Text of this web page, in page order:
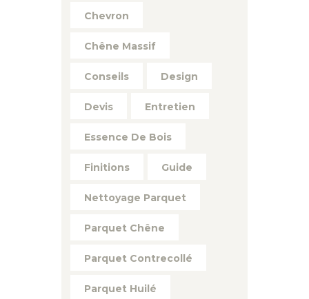
Chevron
Chêne Massif
Conseils Design
Devis Entretien
Essence De Bois
Finitions Guide
Nettoyage Parquet
Parquet Chêne
Parquet Contrecollé
Parquet Huilé